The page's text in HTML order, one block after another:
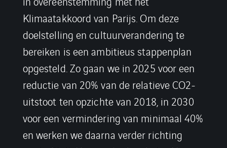
Klimaatakkoord van Parijs. Om deze
doelstelling en cultuurverandering te
bereiken is een ambitieus stappenplan
opgesteld. Zo gaan we in 2025 voor een
reductie van 20% van de relatieve CO2-
uitstoot ten opzichte van 2018, in 2030
voor een vermindering van minimaal 40%
en werken we daarna verder richting